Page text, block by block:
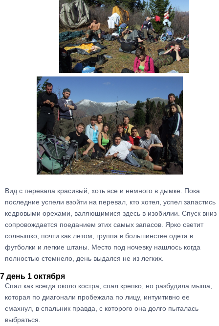
Вид с перевала красивый, хоть все и немного в дымке. Пока
последние успели взойти на перевал, кто хотел, успел запастись
кедровыми орехами, валяющимися здесь в изобилии. Спуск вниз
сопровождается поеданием этих самых запасов. Ярко светит
солнышко, почти как летом, группа в большинстве одета в
футболки и легкие штаны. Место под ночевку нашлось когда
полностью стемнело, день выдался не из легких.
7 день 1 октября
Спал как всегда около костра, спал крепко, но разбудила мыша,
которая по диагонали пробежала по лицу, интуитивно ее
смахнул, в спальник правда, с которого она долго пыталась
выбраться.